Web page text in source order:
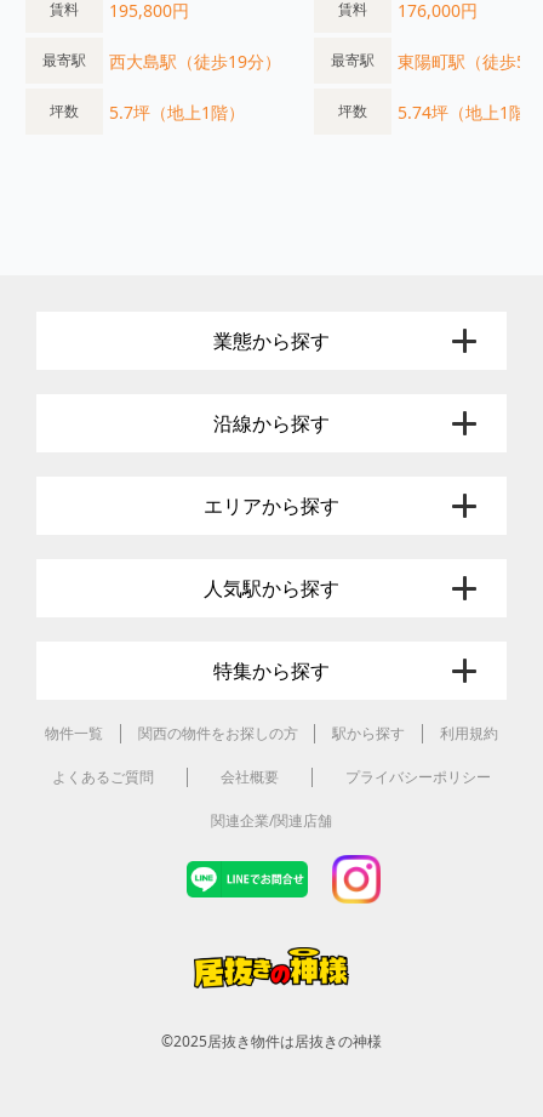
賃料 195,800円
最寄駅 西大島駅（徒歩19分）
坪数 5.7坪（地上1階）
賃料 176,000円
最寄駅 東陽町駅（徒歩5
坪数 5.74坪（地上1階）
業態から探す
沿線から探す
エリアから探す
人気駅から探す
特集から探す
物件一覧 関西の物件をお探しの方 駅から探す 利用規約
よくあるご質問 会社概要 プライバシーポリシー
関連企業/関連店舗
©2025居抜き物件は居抜きの神様